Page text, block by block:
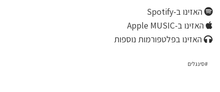
האזינו ב-Spotify
האזינו ב-Apple MUSIC
האזינו בפלטפורמות נוספות
סינגלים